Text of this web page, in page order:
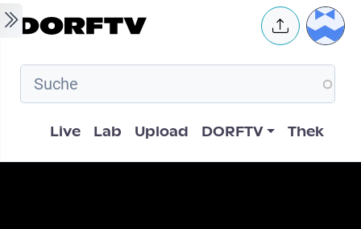
Skip to main content User
Hauptnavigation
Live Lab Upload DORFTV Thek